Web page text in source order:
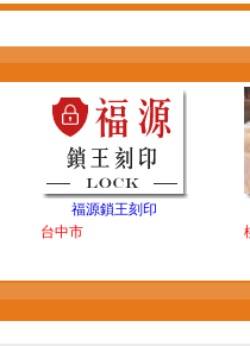
福源鎖王刻印
台中市